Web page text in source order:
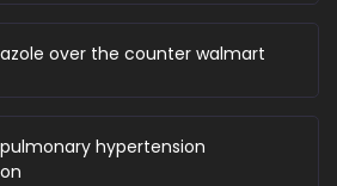
over the counter walmart
hypertension